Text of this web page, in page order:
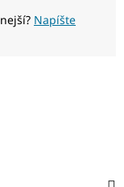
Napíšte